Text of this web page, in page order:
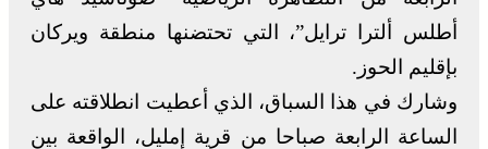
أطلس ألترا ترايل”، التي تحتضنها منطقة ويركان
بإقليم الحوز.
وشارك في هذا السباق، الذي أعطيت انطلاقته على
الساعة الرابعة صباحا من قرية إمليل، الواقعة بين